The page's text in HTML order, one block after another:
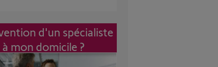
d'un spécialiste
à mon domicile ?